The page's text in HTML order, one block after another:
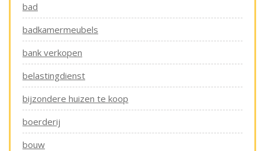
bad
badkamermeubels
bank verkopen
belastingdienst
bijzondere huizen te koop
boerderij
bouw